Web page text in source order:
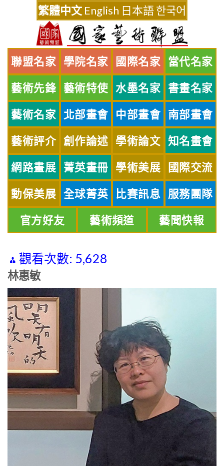
繁體中文 English 日本語한국어
聯盟名家 學院名家 國際名家 當代名家
藝術先鋒 藝術特使 水墨名家 書畫名家
藝術名家 北部畫會 中部畫會 南部畫會
藝術評介 創作論述 學術論文 知名畫會
網路畫展 菁英畫冊 學術美展 國際交流
動保美展 全球菁英 比賽訊息 服務團隊
官方好友 藝術頻道 藝聞快報
觀看次數: 5,628
林惠敏